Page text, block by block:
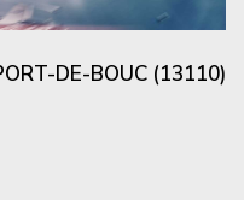
DE-BOUC (13110)